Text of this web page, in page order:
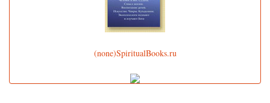
(none)SpiritualBooks.ru